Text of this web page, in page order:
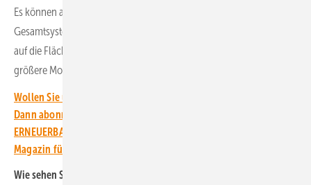
Es können also für die Montage und ganz generell für das
Gesamtsystem höhere Kosten anfallen. Es kommt insgesamt sehr
auf die Fläche und die Anwendung an, die genutzt werden soll, ob
größere Module einen Vorteil darstellen oder nicht.
Wollen Sie über die Energiewende auf dem Laufenden bleiben?
Dann abonnieren Sie einfach den kostenlosen Newsletter von
ERNEUERBARE ENERGIEN – dem größten verbandsunabhängigen
Magazin für erneuerbare Energien in Deutschland!
Wie sehen Sie die Preisentwicklung im Bereich Solarparks und